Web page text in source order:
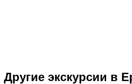
Другие экскурсии в